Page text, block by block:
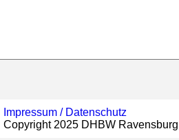
Impressum / Datenschutz
Copyright 2025 DHBW Ravensburg